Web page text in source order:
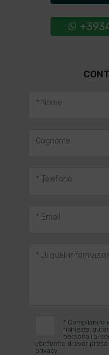
* Nome
Cognome
* Telefono
* Email
* Di quali
* Compilando
richiesta,
personali ai
confermo di aver
privacy.